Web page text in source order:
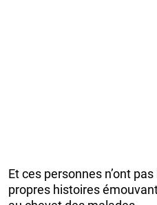
Et ces personnes n’ont
propres histoires